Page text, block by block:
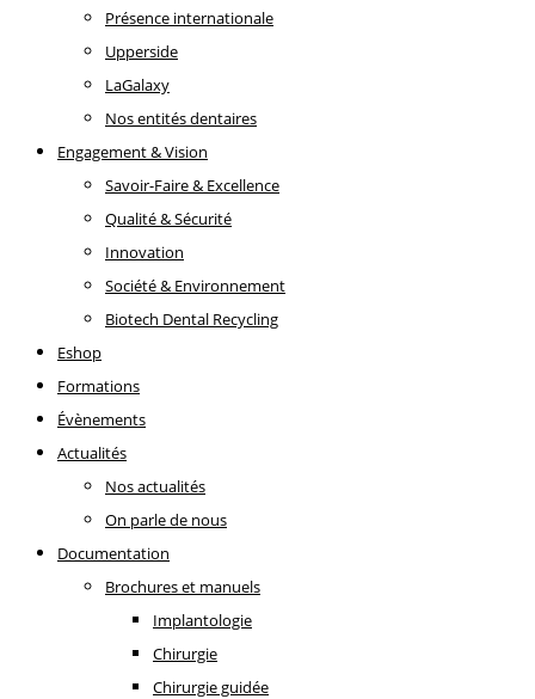
Présence internationale
Upperside
LaGalaxy
Nos entités dentaires
Engagement & Vision
Savoir-Faire & Excellence
Qualité & Sécurité
Innovation
Société & Environnement
Biotech Dental Recycling
Eshop
Formations
Évènements
Actualités
Nos actualités
On parle de nous
Documentation
Brochures et manuels
Implantologie
Chirurgie
Chirurgie guidée